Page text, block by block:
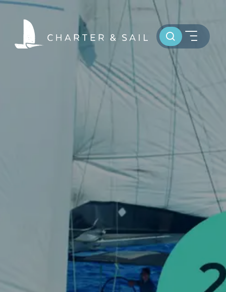
WELTWEIT SEGELN
OSTSEE SEGELTÖRNS
SEGELBLOG
BAREBOOT CHARTER
Toursuche